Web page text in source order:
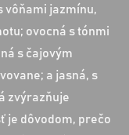
vôňami jazmínu,
ovocná s tónmi
s čajovým
a jasná, s
zvýrazňuje
je dôvodom, prečo